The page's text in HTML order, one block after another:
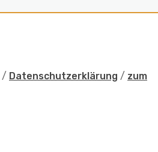
/ Datenschutzerklärung / zum